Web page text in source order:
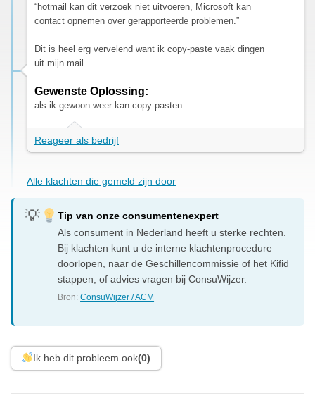
“hotmail kan dit verzoek niet uitvoeren, Microsoft kan
contact opnemen over gerapporteerde problemen.”
Dit is heel erg vervelend want ik copy-paste vaak dingen
uit mijn mail.
Gewenste Oplossing:
als ik gewoon weer kan copy-pasten.
Reageer als bedrijf
Alle klachten die gemeld zijn door
Tip van onze consumentenexpert
Als consument in Nederland heeft u sterke rechten.
Bij klachten kunt u de interne klachtenprocedure
doorlopen, naar de Geschillencommissie of het Kifid
stappen, of advies vragen bij ConsuWijzer.
Bron:ConsuWijzer / ACM
Ik heb dit probleem ook(0)